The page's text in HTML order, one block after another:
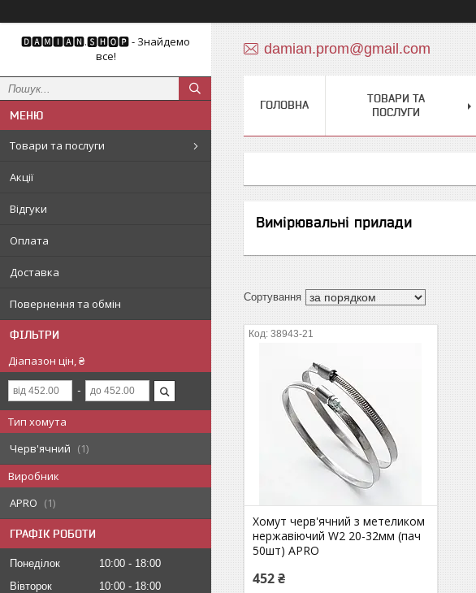
🅳🅰🅼🅸🅰🅽.🆂🅷🅾🅿 - Знайдемо
все!
Товари та послуги
Акції
Відгуки
Оплата
Доставка
Повернення та обмін
ФІЛЬТРИ
Діапазон цін, ₴
Тип хомута
Черв'ячний
1
Виробник
APRO
1
ГРАФІК РОБОТИ
Понеділок 10:00
18:00
Вівторок
10:00
18:00
damian.prom@gmail.com
ГОЛОВНА
ТОВАРИ ТА
ПОСЛУГИ
Вимірювальні прилади
38943-21
Хомут черв'ячний з метеликом
нержавіючий W2 20-32мм (пач
50шт) APRO
452 ₴